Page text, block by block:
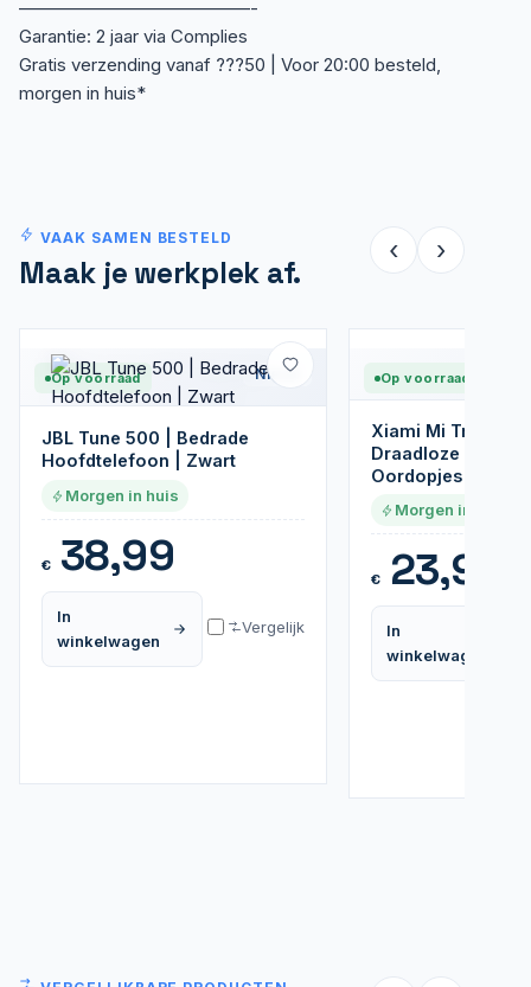
—————————————-
Garantie: 2 jaar via Complies
Gratis verzending vanaf ???50 | Voor 20:00 besteld,
morgen in huis*
VAAK SAMEN BESTELD
Maak je werkplek af.
‹ ›
Op voorraad Nieuw
JBL Tune 500 | Bedrade
Hoofdtelefoon | Zwart
Morgen in huis
€38,99
In
winkelwagen
Vergelijk
Op voorraad
Xiami Mi True
Draadloze In-Ear
Oordopjes | Zwart
Morgen in huis
€23,99
In
winkelwagen